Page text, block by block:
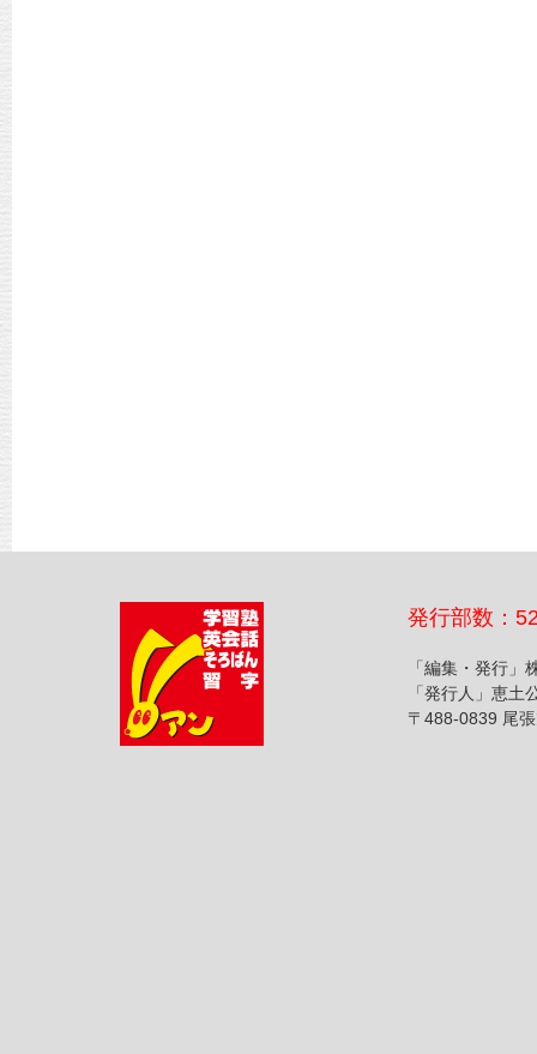
発行部数：
「編集・発行」
「発行人」恵土
〒488-0839 尾